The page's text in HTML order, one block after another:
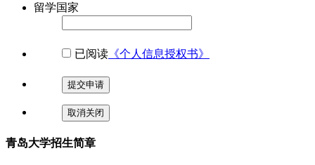
留学国家
已阅读 《个人信息授权书》
提交申请
取消关闭
青岛大学招生简章